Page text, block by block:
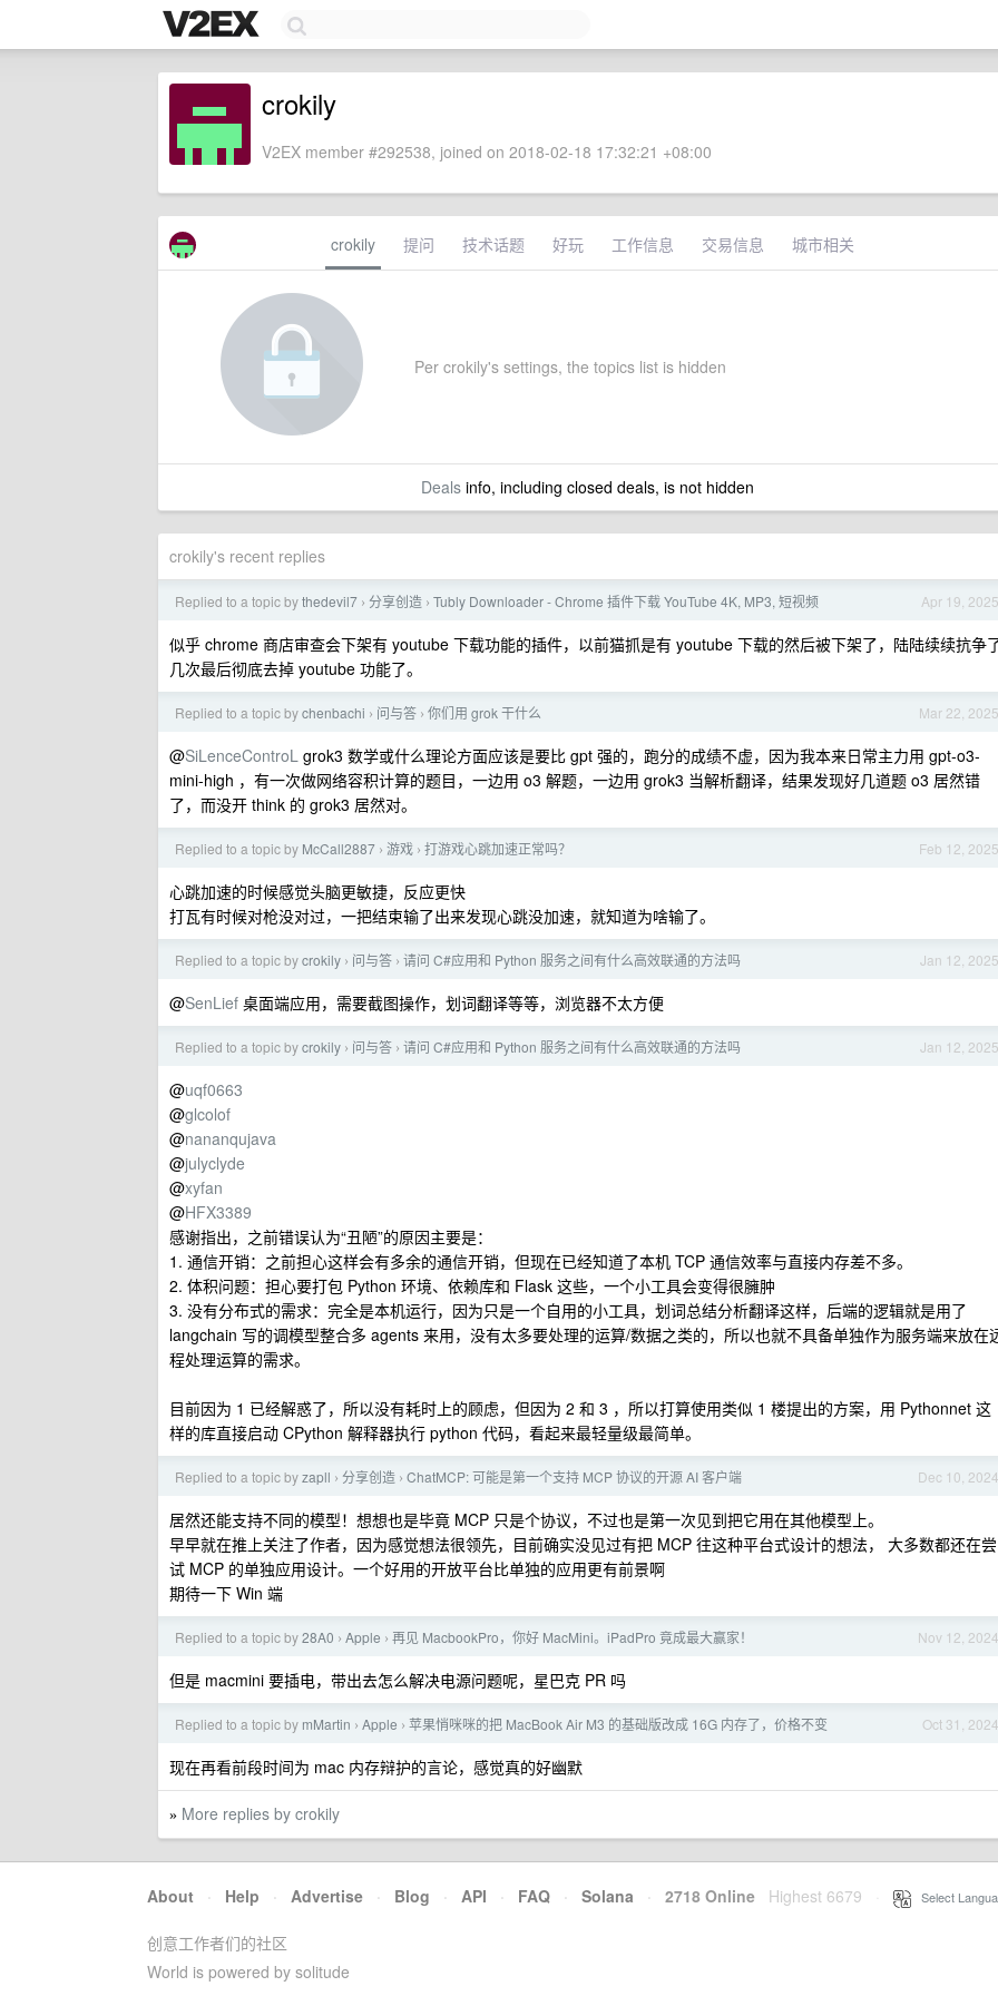
crokily
V2EX member #292538, joined on 2018-02-18 17:32:21 +08:00
crokily 提问 技术话题 好玩 工作信息 交易信息 城市相关
Per crokily's settings, the topics list is hidden
Dealsinfo, including closed deals, is not hidden
crokily's recent replies
Apr 19, 2025
Replied to a topic bythedevil7 › 分享创造 › Tubly Downloader - Chrome 插件下载 YouTube 4K, MP3, 短视频
似乎 chrome 商店审查会下架有 youtube 下载功能的插件，以前猫抓是有 youtube 下载的然后被下架了，陆陆续续抗争
几次最后彻底去掉 youtube 功能了。
Mar 22, 2025
Replied to a topic bychenbachi › 问与答 › 你们用 grok 干什么
@SiLenceControL grok3 数学或什么理论方面应该是要比 gpt 强的，跑分的成绩不虚，因为我本来日常主力用 gpt-o3-
mini-high ，有一次做网络容积计算的题目，一边用 o3 解题，一边用 grok3 当解析翻译，结果发现好几道题 o3 居然错
了，而没开 think 的 grok3 居然对。
Feb 12, 2025
Replied to a topic by McCall2887 › 游戏 › 打游戏心跳加速正常吗？
心跳加速的时候感觉头脑更敏捷，反应更快
打瓦有时候对枪没对过，一把结束输了出来发现心跳没加速，就知道为啥输了。
Jan 12, 2025
Replied to a topic bycrokily › 问与答 › 请问 C#应用和 Python 服务之间有什么高效联通的方法吗
@SenLief 桌面端应用，需要截图操作，划词翻译等等，浏览器不太方便
Jan 12, 2025
Replied to a topic bycrokily › 问与答 › 请问 C#应用和 Python 服务之间有什么高效联通的方法吗
@uqf0663
@glcolof
@nananqujava
@julyclyde
@xyfan
@HFX3389
感谢指出，之前错误认为“丑陋”的原因主要是：
1. 通信开销：之前担心这样会有多余的通信开销，但现在已经知道了本机 TCP 通信效率与直接内存差不多。
2. 体积问题：担心要打包 Python 环境、依赖库和 Flask 这些，一个小工具会变得很臃肿
3. 没有分布式的需求：完全是本机运行，因为只是一个自用的小工具，划词总结分析翻译这样，后端的逻辑就是用了
langchain 写的调模型整合多 agents 来用，没有太多要处理的运算/数据之类的，所以也就不具备单独作为服务端来放在
程处理运算的需求。
目前因为 1 已经解惑了，所以没有耗时上的顾虑，但因为 2 和 3 ，所以打算使用类似 1 楼提出的方案，用 Pythonnet 这
样的库直接启动 CPython 解释器执行 python 代码，看起来最轻量级最简单。
Dec 10, 2024
Replied to a topic byzapll › 分享创造 › ChatMCP: 可能是第一个支持 MCP 协议的开源 AI 客户端
居然还能支持不同的模型！想想也是毕竟 MCP 只是个协议，不过也是第一次见到把它用在其他模型上。
早早就在推上关注了作者，因为感觉想法很领先，目前确实没见过有把 MCP 往这种平台式设计的想法， 大多数都还在尝
试 MCP 的单独应用设计。一个好用的开放平台比单独的应用更有前景啊
期待一下 Win 端
Nov 12, 2024
Replied to a topic by28A0 › Apple › 再见 MacbookPro，你好 MacMini。iPadPro 竟成最大赢家！
但是 macmini 要插电，带出去怎么解决电源问题呢，星巴克 PR 吗
Oct 31, 2024
Replied to a topic by mMartin › Apple › 苹果悄咪咪的把 MacBook Air M3 的基础版改成 16G 内存了，价格不变
现在再看前段时间为 mac 内存辩护的言论，感觉真的好幽默
» More replies by crokily
About · Help · Advertise · Blog · API · FAQ · Solana · 2718 Online Highest 6679 Select
创意工作者们的社区
World is powered by solitude